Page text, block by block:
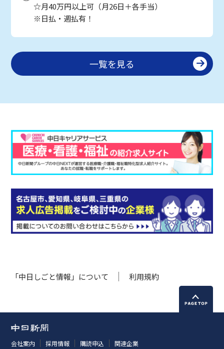
☆月40万円以上可（月26日＋各手当）
※日払・週払有！
一覧を見る
「中日しごと情報」について 利用規約
会社案内 採用情報 購読申込 関連企業